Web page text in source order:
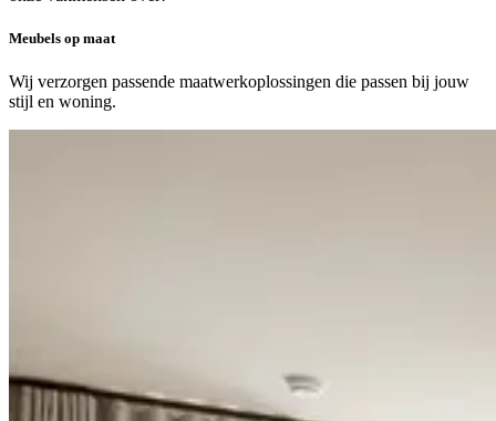
Meubels op maat
Wij verzorgen passende maatwerkoplossingen die passen bij jouw
stijl en woning.